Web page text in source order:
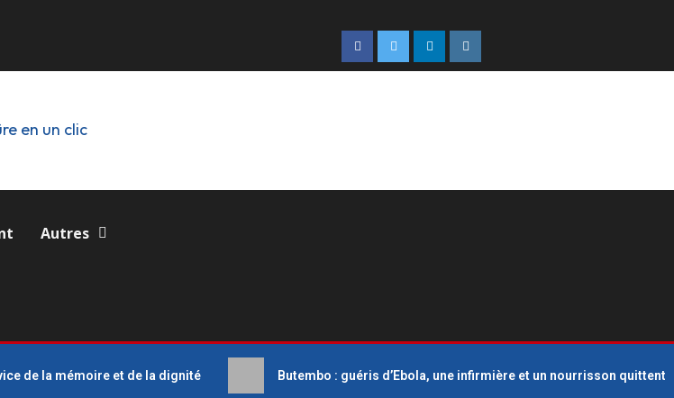
en un clic
Autres
de la mémoire et de la dignité Butembo : guéris d’Ebola, une infirmière et un nourrisson quittent